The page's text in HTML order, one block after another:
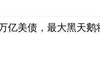
亿美债，最大黑天鹅